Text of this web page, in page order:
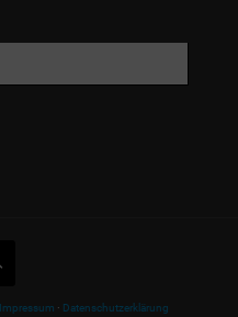
Impressum · Datenschutzerklärung